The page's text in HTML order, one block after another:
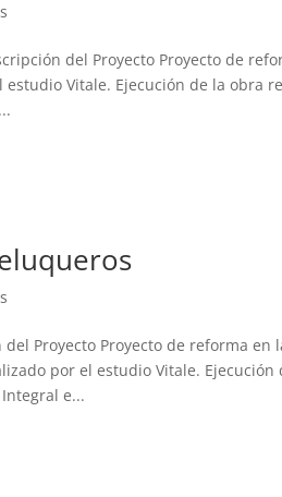
del Proyecto Proyecto de
Vitale. Ejecución de la obra
del Proyecto Proyecto de reforma
por el estudio Vitale.
e...